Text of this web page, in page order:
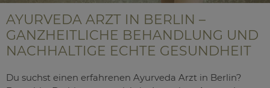
AYURVEDA ARZT IN BERLIN –
GANZHEITLICHE BEHANDLUNG UND
NACHHALTIGE ECHTE GESUNDHEIT
Du suchst einen erfahrenen Ayurveda Arzt in Berlin?